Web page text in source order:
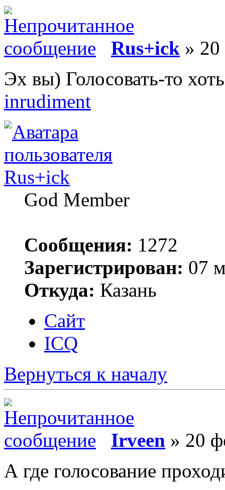
Rus+ick »
Эх вы) Голосовать-то
inrudiment
Rus+ick
God Member
Сообщения: 1272
Зарегистрирован: 07
Откуда: Казань
Сайт
ICQ
Вернуться к началу
Irveen » 20
А где голосование